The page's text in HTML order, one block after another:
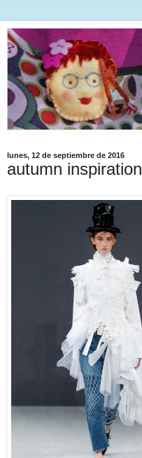
lunes, 12 de septiembre de 2016
autumn inspiration